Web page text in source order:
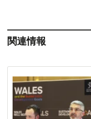
関連情報